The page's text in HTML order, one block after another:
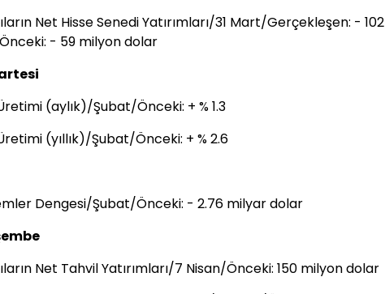
Net Hisse Senedi Yatırımları/31 Mart/Gerçekleşen: - 102
- 59 milyon dolar
(aylık)/Şubat/Önceki: + % 1.3
(yıllık)/Şubat/Önceki: + % 2.6
Dengesi/Şubat/Önceki: - 2.76 milyar dolar
Net Tahvil Yatırımları/7 Nisan/Önceki: 150 milyon dolar